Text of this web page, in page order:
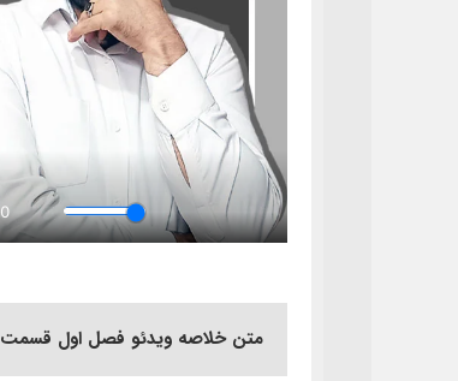
متن خلاصه ویدئو فصل اول قسمت 7 - تنها روش رشد سریعتر کسب و کار